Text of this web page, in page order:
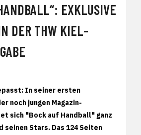
EXKLUSIVE
DER THW KIEL-
In seiner ersten
noch jungen Magazin-
sich "Bock auf Handball" ganz
seinen Stars. Das 124 Seiten